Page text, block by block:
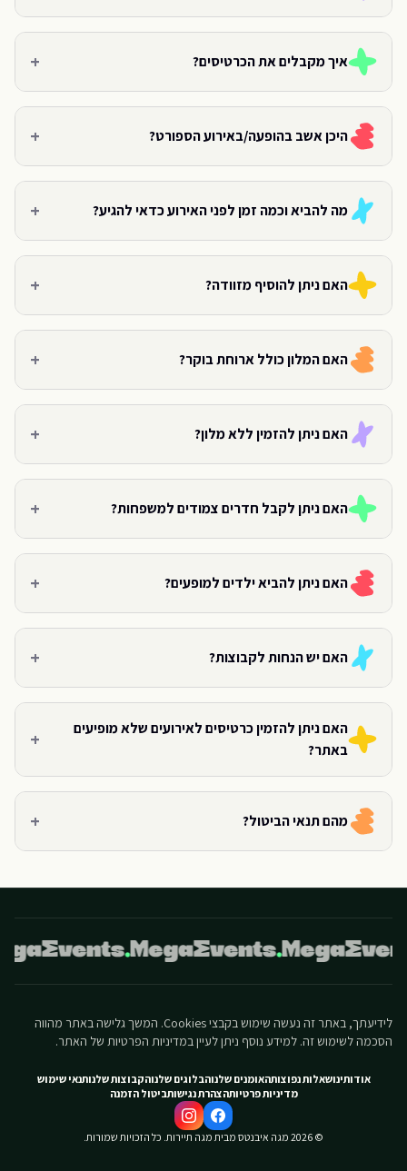
איך מקבלים את הכרטיסים? +
היכן אשב בהופעה/באירוע הספורט? +
מה להביא וכמה זמן לפני האירוע כדאי להגיע? +
האם ניתן להוסיף מזוודה? +
האם המלון כולל ארוחת בוקר? +
האם ניתן להזמין ללא מלון? +
האם ניתן לקבל חדרים צמודים למשפחות? +
האם ניתן להביא ילדים למופעים? +
האם יש הנחות לקבוצות? +
האם ניתן להזמין כרטיסים לאירועים שלא מופיעים
באתר?
+
מהם תנאי הביטול? +
לידיעתך, באתר זה נעשה שימוש בקבצי Cookies. המשך גלישה באתר מהווה
הסכמה לשימוש זה. למידע נוסף ניתן לעיין במדיניות הפרטיות של האתר.
אודותינושאלות נפוצותהאומנים שלנוהבלוגים שלנוהקבוצות שלנותנאי שימוש
מדיניות פרטיותהצהרת נגישותביטול הזמנה
©
2026 מגה איבנטס מבית מגה תיירות. כל הזכויות שמורות.